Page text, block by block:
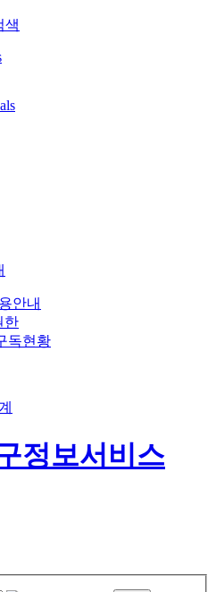
색
안내
한
독현황